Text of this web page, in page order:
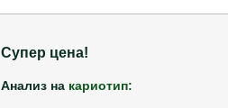
Супер цена!
Анализ на кариотип: